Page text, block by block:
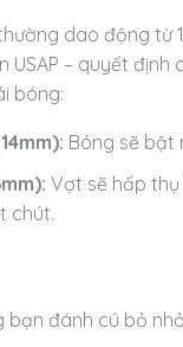
dao động từ
USAP – quyết định
bóng:
Bóng sẽ bật
Vợt sẽ hấp
chút.
bạn đánh cú bỏ